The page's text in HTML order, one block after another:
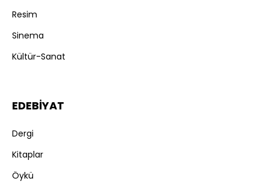
Resim
Sinema
Kültür-Sanat
EDEBİYAT
Dergi
Kitaplar
Öykü